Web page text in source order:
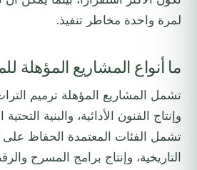
لمرة واحدة مخاطر تنفيذ.
ما أنواع المشاريع المؤهلة
تشمل المشاريع المؤهلة ترميم
وإنتاج الفنون الأدائية، والبنية
تشمل الفئات المعتمدة الحفاظ على
التاريخية، وإنتاج برامج المسرح